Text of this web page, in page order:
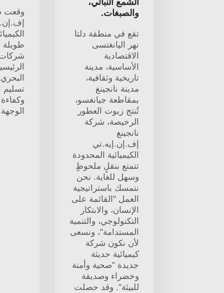
الشمع النباتي،
والصبغات.
تقع في منطقة دلتا
نهر اليانغتسى
الاقتصادية
الأساسية، مدينة
تاريخية وثقافية،
مدينة نانجينغ
بمقاطعة جيانغسو،
تُنتج زيوت العطور
الرخيصة، شركة
نانجينغ
إف.إن.إيه.تي
الكيميائية المحدودة
تتمتع بنقلٍ ملحوظٍ
وسهل للغاية. نحن
نتمسك باستراتيجية
العمل "القائمة على
الإنسان، والابتكار
التكنولوجي، والتنمية
المستدامة"، ونسعى
لأن نكون شركة
كيميائية حديثة
جديدة "صحية وأمنة
وخضراء وصديقة
للبيئة". وقد حصلت
وقعت
طويلة
تسليم